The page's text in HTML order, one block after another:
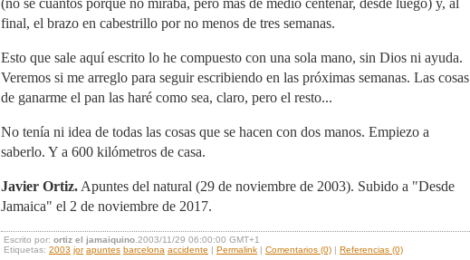
(no sé cuántos porque no miraba, pero más de medio centenar, desde luego) y, al
final, el brazo en cabestrillo por no menos de tres semanas.
Esto que sale aquí escrito lo he compuesto con una sola mano, sin Dios ni ayuda.
Veremos si me arreglo para seguir escribiendo en las próximas semanas. Las cosas
de ganarme el pan las haré como sea, claro, pero el resto...
No tenía ni idea de todas las cosas que se hacen con dos manos. Empiezo a
saberlo. Y a 600 kilómetros de casa.
Javier Ortiz. Apuntes del natural (29 de noviembre de 2003). Subido a "Desde
Jamaica" el 2 de noviembre de 2017.
Escrito por: ortiz el jamaiquino .2003/11/29 06:00:00 GMT+1
Etiquetas: 2003 jor apuntes barcelona accidente | Permalink | Comentarios (0) | Referencias (0)